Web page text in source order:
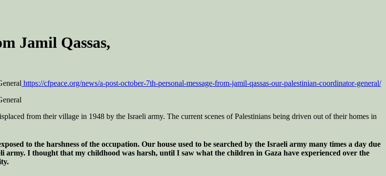
Jamil Qassas,
https://cfpeace.org/news/a-post-october-7th-personal-message-from-jamil-qassas-our-palestinian-coordinator-general/
from their village in 1948 by the Israeli army. The current scenes of Palestinians being driven out of their homes in
to the harshness of the occupation. Our house used to be searched by the Israeli army many times a day due
army. I thought that my childhood was harsh, until I saw what the children in Gaza have experienced over the